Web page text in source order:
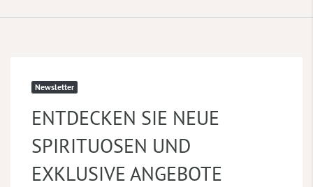
Newsletter
ENTDECKEN SIE NEUE
SPIRITUOSEN UND
EXKLUSIVE ANGEBOTE